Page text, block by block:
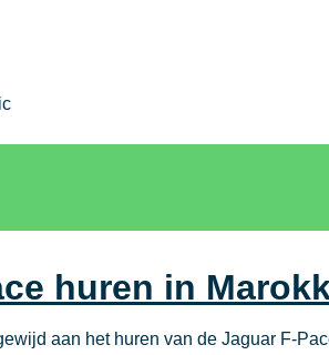
huren in
aan het huren van de Jaguar F-